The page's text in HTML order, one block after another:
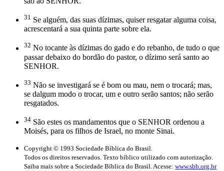
31 Se alguém, das suas dízimas, quiser resgatar alguma coisa,
acrescentará a sua quinta parte sobre ela.
32 No tocante às dízimas do gado e do rebanho, de tudo o que
passar debaixo do bordão do pastor, o dízimo será santo ao
SENHOR.
33 Não se investigará se é bom ou mau, nem o trocará; mas,
se dalgum modo o trocar, um e outro serão santos; não serão
resgatados.
34 São estes os mandamentos que o SENHOR ordenou a
Moisés, para os filhos de Israel, no monte Sinai.
Copyright © 1993 Sociedade Bíblica do Brasil.
Todos os direitos reservados. Texto bíblico utilizado com autorização.
Saiba mais sobre a Sociedade Bíblica do Brasil. Acesse: www.sbb.org.br